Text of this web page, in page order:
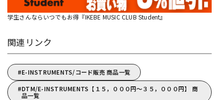
学生さんならいつでもお得『IKEBE MUSIC CLUB Student』
関連リンク
E-INSTRUMENTS/コード販売 商品一覧
DTM/E-INSTRUMENTS【１５，０００円～３５，０００円】 商
品一覧